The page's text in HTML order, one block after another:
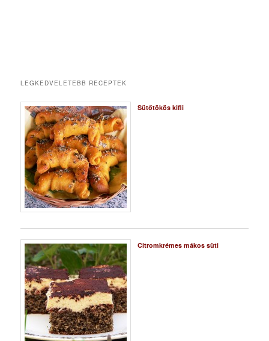
LEGKEDVELETEBB RECEPTEK
Sütőtökös kifli
Citromkrémes mákos süti